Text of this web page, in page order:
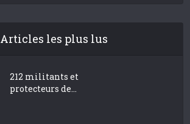
Articles les plus lus
212 militants et
protecteurs de...